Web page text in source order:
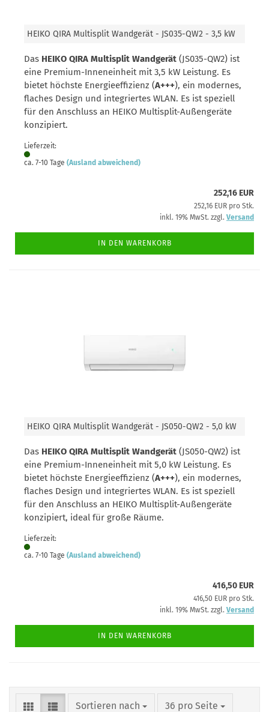
HEIKO QIRA Multisplit Wandgerät - JS035-QW2 - 3,5 kW
Das HEIKO QIRA Multisplit Wandgerät (JS035-QW2) ist
eine Premium-Inneneinheit mit 3,5 kW Leistung. Es
bietet höchste Energieeffizienz (A+++), ein modernes,
flaches Design und integriertes WLAN. Es ist speziell
für den Anschluss an HEIKO Multisplit-Außengeräte
konzipiert.
Lieferzeit:
ca. 7-10 Tage (Ausland abweichend)
252,16 EUR
252,16 EUR pro Stk.
inkl. 19% MwSt. zzgl. Versand
IN DEN WARENKORB
HEIKO QIRA Multisplit Wandgerät - JS050-QW2 - 5,0 kW
Das HEIKO QIRA Multisplit Wandgerät (JS050-QW2) ist
eine Premium-Inneneinheit mit 5,0 kW Leistung. Es
bietet höchste Energieeffizienz (A+++), ein modernes,
flaches Design und integriertes WLAN. Es ist speziell
für den Anschluss an HEIKO Multisplit-Außengeräte
konzipiert, ideal für große Räume.
Lieferzeit:
ca. 7-10 Tage (Ausland abweichend)
416,50 EUR
416,50 EUR pro Stk.
inkl. 19% MwSt. zzgl. Versand
IN DEN WARENKORB
Sortieren nach
Sortieren nach 36 pro Seite
pro Seite